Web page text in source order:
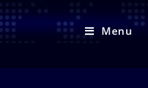
Menu